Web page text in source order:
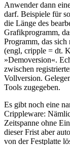
Anwender dann
darf. Beispiele für
die Länge des
Grafikprogramm,
Programm, das
(engl, cripple = dt.
»Demoversion«.
zwischen
Vollversion.
Tools zugegeben.
Es gibt noch eine
Crippleware:
Zeitspanne ohne
dieser Frist aber
von der Festplatte